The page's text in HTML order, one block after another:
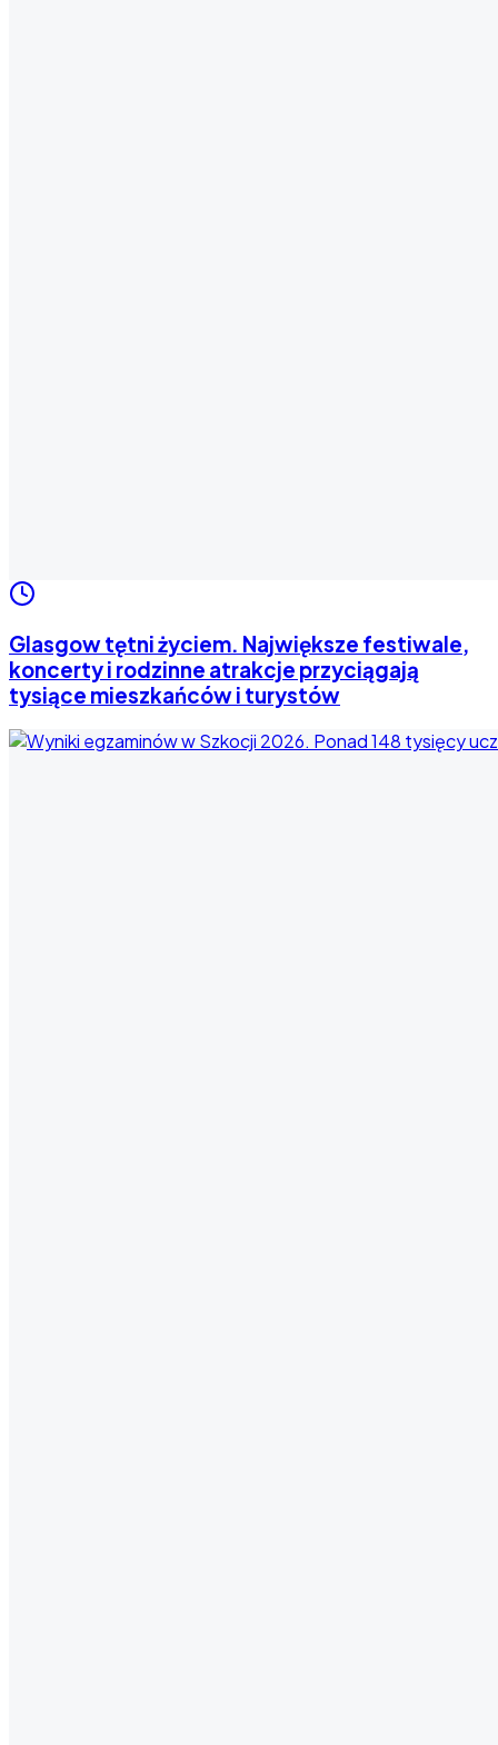
Glasgow tętni życiem. Największe festiwale,
koncerty i rodzinne atrakcje przyciągają
tysiące mieszkańców i turystów